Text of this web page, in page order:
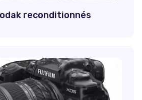
reconditionnés